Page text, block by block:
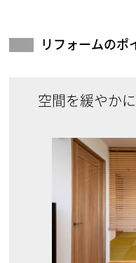
リフォームのポ
空間を緩やか